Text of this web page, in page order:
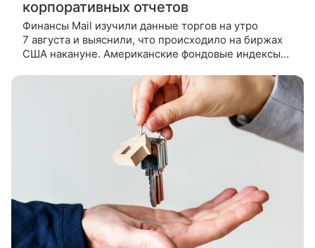
корпоративных отчетов
Финансы Mail изучили данные торгов на утро
7 августа и выяснили, что происходило на биржах
США накануне. Американские фондовые индексы